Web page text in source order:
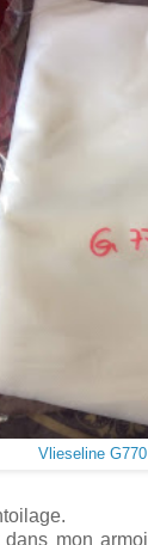
Vlieseline G770
mon